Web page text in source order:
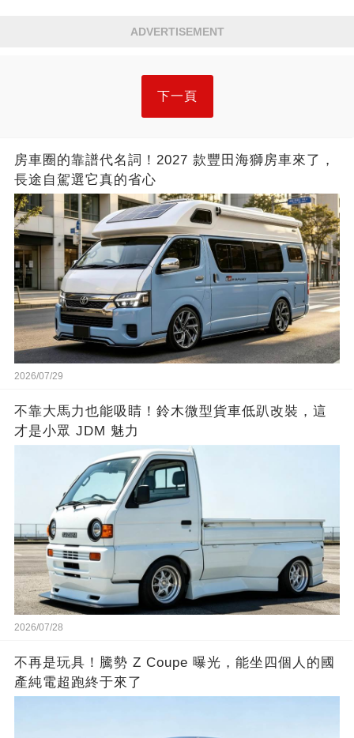
ADVERTISEMENT
下一頁
房車圈的靠譜代名詞！2027 款豐田海獅房車來了，
長途自駕選它真的省心
2026/07/29
不靠大馬力也能吸睛！鈴木微型貨車低趴改裝，這
才是小眾 JDM 魅力
2026/07/28
不再是玩具！騰勢 Z Coupe 曝光，能坐四個人的國
產純電超跑終于來了